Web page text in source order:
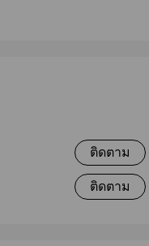
ติดตาม
ติดตาม